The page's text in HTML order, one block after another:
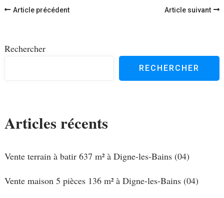
Navigation
Article précédent Article suivant
Rechercher
RECHERCHER
Articles récents
Vente terrain à batir 637 m² à Digne-les-Bains (04)
Vente maison 5 pièces 136 m² à Digne-les-Bains (04)